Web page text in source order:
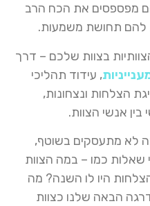
מפספסים את הכח הרב
להם תחושת משמעות.
בצוות שלכם – דרך
, עידוד תהליכי
הצלחות ונצחונות,
אנשי הצוות.
בה לא מתעסקים בשוטף,
שאלות כמו – במה הצוות
היו לו השנה? מה
הבאה שלנו כצוות